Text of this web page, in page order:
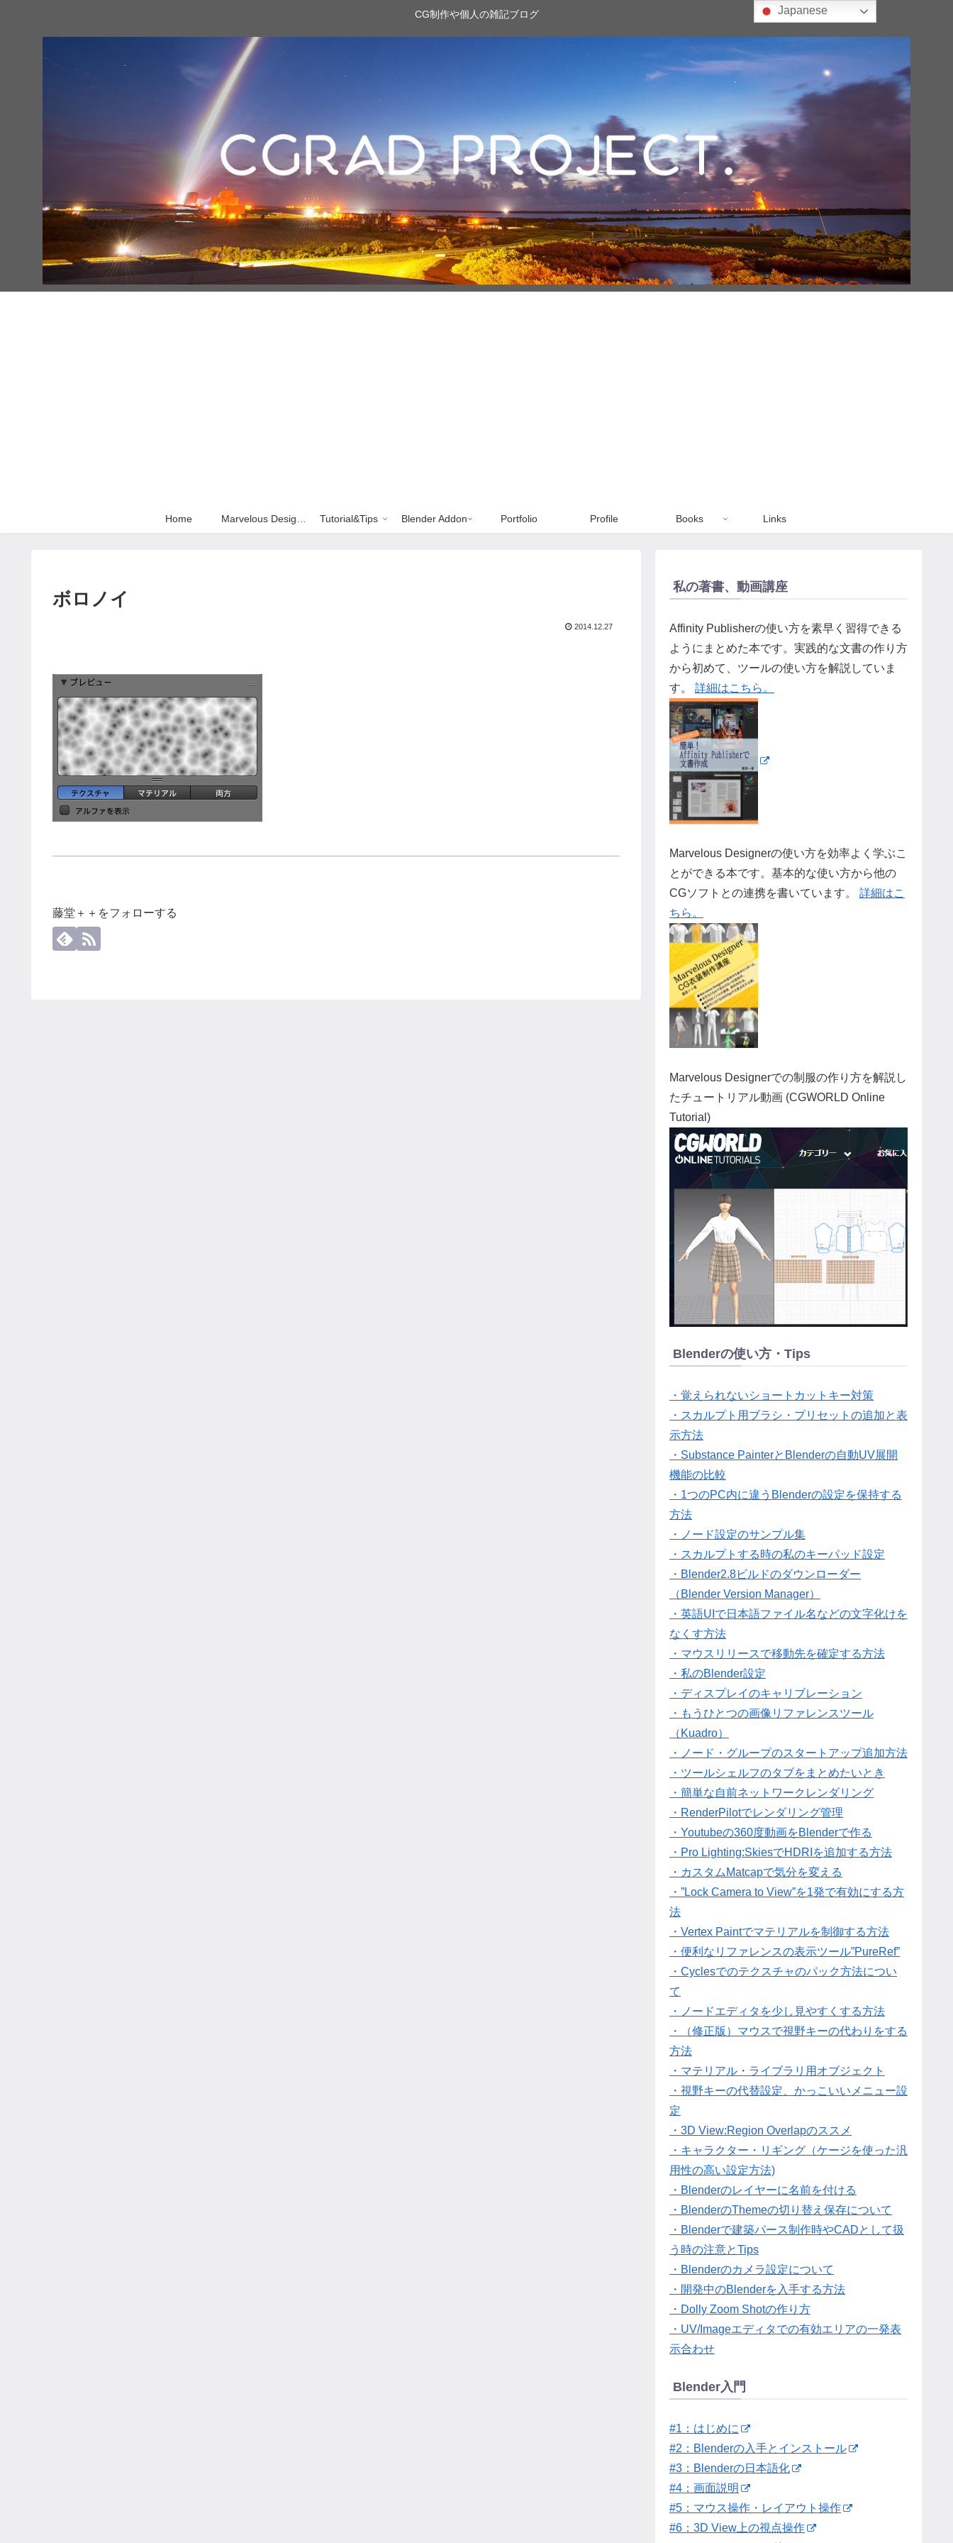
CG制作や個人の雑記ブログ
Home Tutorial&Tips Blender Addon Portfolio Profile Books Links
ボロノイ
2014.12.27
藤堂＋＋をフォローする
私の著書、動画講座
Affinity Publisherの使い方を素早く習得できる
ようにまとめた本です。実践的な文書の作り方
から初めて、ツールの使い方を解説していま
す。 詳細はこちら。
Marvelous Designerの使い方を効率よく学ぶこ
とができる本です。基本的な使い方から他の
CGソフトとの連携を書いています。 詳細はこ
ちら。
Marvelous Designerでの制服の作り方を解説し
たチュートリアル動画 (CGWORLD Online
Tutorial)
Blenderの使い方・Tips
・覚えられないショートカットキー対策
・スカルプト用ブラシ・プリセットの追加と表
示方法
・Substance PainterとBlenderの自動UV展開
機能の比較
・1つのPC内に違うBlenderの設定を保持する
方法
・ノード設定のサンプル集
・スカルプトする時の私のキーパッド設定
・Blender2.8ビルドのダウンローダー
（Blender Version Manager）
・英語UIで日本語ファイル名などの文字化けを
なくす方法
・マウスリリースで移動先を確定する方法
・私のBlender設定
・ディスプレイのキャリブレーション
・もうひとつの画像リファレンスツール
（Kuadro）
・ノード・グループのスタートアップ追加方法
・ツールシェルフのタブをまとめたいとき
・簡単な自前ネットワークレンダリング
・RenderPilotでレンダリング管理
・Youtubeの360度動画をBlenderで作る
・Pro Lighting:SkiesでHDRIを追加する方法
・カスタムMatcapで気分を変える
・”Lock Camera to View”を1発で有効にする方
法
・Vertex Paintでマテリアルを制御する方法
・便利なリファレンスの表示ツール”PureRef”
・Cyclesでのテクスチャのパック方法につい
て
・ノードエディタを少し見やすくする方法
・（修正版）マウスで視野キーの代わりをする
方法
・マテリアル・ライブラリ用オブジェクト
・視野キーの代替設定、かっこいいメニュー設
定
・3D View:Region Overlapのススメ
・キャラクター・リギング（ケージを使った汎
用性の高い設定方法)
・Blenderのレイヤーに名前を付ける
・BlenderのThemeの切り替え保存について
・Blenderで建築パース制作時やCADとして扱
う時の注意とTips
・Blenderのカメラ設定について
・開発中のBlenderを入手する方法
・Dolly Zoom Shotの作り方
・UV/Imageエディタでの有効エリアの一発表
示合わせ
Blender入門
#1：はじめに
#2：Blenderの入手とインストール
#3：Blenderの日本語化
#4：画面説明
#5：マウス操作・レイアウト操作
#6：3D View上の視点操作
Japanese